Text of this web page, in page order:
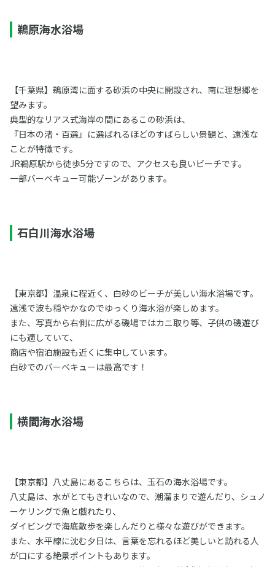
鵜原海水浴場
【千葉県】鵜原湾に面する砂浜の中央に開設され、南に理想郷を
望みます。
典型的なリアス式海岸の間にあるこの砂浜は、
『日本の渚・百選』に選ばれるほどのすばらしい景観と、遠浅な
ことが特徴です。
JR鵜原駅から徒歩5分ですので、アクセスも良いビーチです。
一部バーベキュー可能ゾーンがあります。
石白川海水浴場
【東京都】温泉に程近く、白砂のビーチが美しい海水浴場です。
遠浅で波も穏やかなのでゆっくり海水浴が楽しめます。
また、写真から右側に広がる磯場ではカニ取り等、子供の磯遊び
にも適していて、
商店や宿泊施設も近くに集中しています。
白砂でのバーベキューは最高です！
横間海水浴場
【東京都】八丈島にあるこちらは、玉石の海水浴場です。
八丈島は、水がとてもきれいなので、潮溜まりで遊んだり、シュノ
ーケリングで魚と戯れたり、
ダイビングで海底散歩を楽しんだりと様々な遊びができます。
また、水平線に沈む夕日は、言葉を忘れるほど美しいと訪れる人
が口にする絶景ポイントもあります。